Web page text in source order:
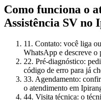
Como funciona o
Assistência SV no
11. Contato: você liga
WhatsApp e descreve o
22. Pré-diagnóstico:
código de erro para já
33. Agendamento:
o atendimento em
44. Visita técnica: o